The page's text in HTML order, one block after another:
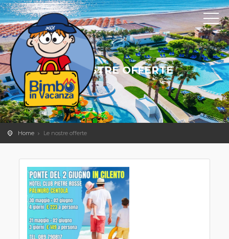
LE NOSTRE OFFERTE
Home Le nostre offerte